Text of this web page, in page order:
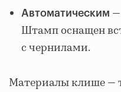
Автоматическим
Штамп оснащен
с чернилами.
Материалы клише —